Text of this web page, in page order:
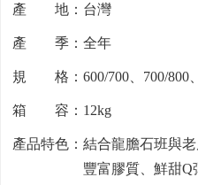
產 地：台灣
產 季：全年
規 格：600/700、700/800
箱 容：12kg
產品特色：結合龍膽石班與
豐富膠質、鮮甜